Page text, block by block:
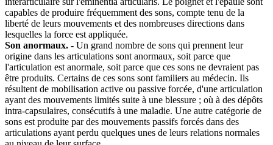
capables de produire fréquemment des sons, compte tenu de la
liberté de leurs mouvements et des nombreuses directions dans
lesquelles la force est appliquée.
Son anormaux. - Un grand nombre de sons qui prennent leur
origine dans les articulations sont anormaux, soit parce que
l'articulation est anormale, soit parce que ces sons ne devraient pas
être produits. Certains de ces sons sont familiers au médecin. Ils
résultent de mobilisation active ou passive forcée, d'une articulation
ayant des mouvements limités suite à une blessure ; où à des dépôts
intra-capsulaires, consécutifs à une maladie. Une autre catégorie de
sons est produite par des mouvements passifs forcés dans des
articulations ayant perdu quelques unes de leurs relations normales